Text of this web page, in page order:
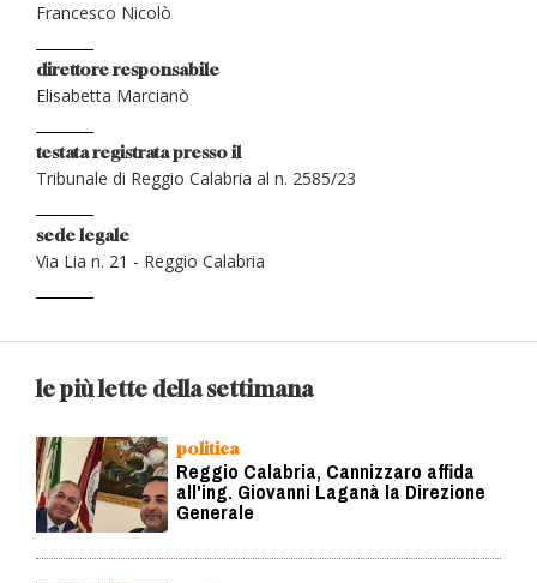
Francesco Nicolò
direttore responsabile
Elisabetta Marcianò
testata registrata presso il
Tribunale di Reggio Calabria al n. 2585/23
sede legale
Via Lia n. 21 - Reggio Calabria
le più lette della settimana
politica
Reggio Calabria, Cannizzaro affida
all'ing. Giovanni Laganà la Direzione
Generale